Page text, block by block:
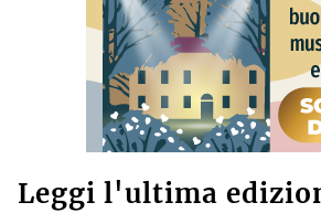
Leggi l'ultima